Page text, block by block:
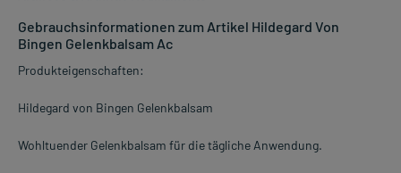
Gebrauchsinformationen zum Artikel Hildegard Von
Bingen Gelenkbalsam Ac
Produkteigenschaften:
Hildegard von Bingen Gelenkbalsam
Wohltuender Gelenkbalsam für die tägliche Anwendung.